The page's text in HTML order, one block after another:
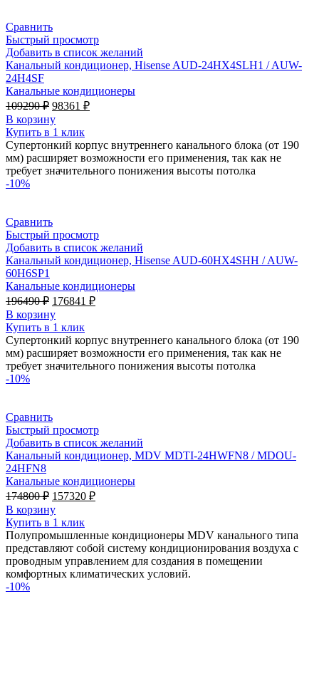
Сравнить
Быстрый просмотр
Добавить в список желаний
Канальный кондиционер, Hisense AUD-24HX4SLH1 / AUW-
24H4SF
Канальные кондиционеры
109290₽ Первоначальная
цена
составляла
109290 ₽.
98361 ₽Текущая
В корзину
Купить в 1 клик
Супертонкий корпус внутреннего канального блока (от 190
мм) расширяет возможности его применения, так как не
требует значительного понижения высоты потолка
-10%
Сравнить
Быстрый просмотр
Добавить в список желаний
Канальный кондиционер, Hisense AUD-60HX4SHH / AUW-
60H6SP1
Канальные кондиционеры
196490₽ Первоначальная
цена
составляла
196490 ₽.
176841 ₽Текущая
В корзину
Купить в 1 клик
Супертонкий корпус внутреннего канального блока (от 190
мм) расширяет возможности его применения, так как не
требует значительного понижения высоты потолка
-10%
Сравнить
Быстрый просмотр
Добавить в список желаний
Канальный кондиционер, MDV MDTI-24HWFN8 / MDOU-
24HFN8
Канальные кондиционеры
174800₽ Первоначальная
цена
составляла
174800 ₽.
157320 ₽Текущая
В корзину
Купить в 1 клик
Полупромышленные кондиционеры MDV канального типа
представляют собой систему кондиционирования воздуха с
проводным управлением для создания в помещении
комфортных климатических условий.
-10%